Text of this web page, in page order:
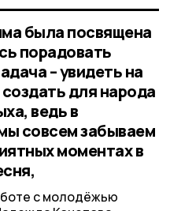
была посвящена
порадовать
– увидеть на
для народа
ведь в
совсем забываем
моментах в
с молодёжью